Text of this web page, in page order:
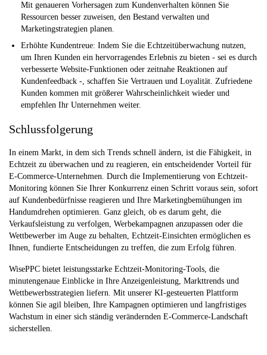
Mit genaueren Vorhersagen zum Kundenverhalten können Sie
Ressourcen besser zuweisen, den Bestand verwalten und
Marketingstrategien planen.
Erhöhte Kundentreue: Indem Sie die Echtzeitüberwachung nutzen,
um Ihren Kunden ein hervorragendes Erlebnis zu bieten - sei es durch
verbesserte Website-Funktionen oder zeitnahe Reaktionen auf
Kundenfeedback -, schaffen Sie Vertrauen und Loyalität. Zufriedene
Kunden kommen mit größerer Wahrscheinlichkeit wieder und
empfehlen Ihr Unternehmen weiter.
Schlussfolgerung
In einem Markt, in dem sich Trends schnell ändern, ist die Fähigkeit, in
Echtzeit zu überwachen und zu reagieren, ein entscheidender Vorteil für
E-Commerce-Unternehmen. Durch die Implementierung von Echtzeit-
Monitoring können Sie Ihrer Konkurrenz einen Schritt voraus sein, sofort
auf Kundenbedürfnisse reagieren und Ihre Marketingbemühungen im
Handumdrehen optimieren. Ganz gleich, ob es darum geht, die
Verkaufsleistung zu verfolgen, Werbekampagnen anzupassen oder die
Wettbewerber im Auge zu behalten, Echtzeit-Einsichten ermöglichen es
Ihnen, fundierte Entscheidungen zu treffen, die zum Erfolg führen.
WisePPC bietet leistungsstarke Echtzeit-Monitoring-Tools, die
minutengenaue Einblicke in Ihre Anzeigenleistung, Markttrends und
Wettbewerbsstrategien liefern. Mit unserer KI-gesteuerten Plattform
können Sie agil bleiben, Ihre Kampagnen optimieren und langfristiges
Wachstum in einer sich ständig verändernden E-Commerce-Landschaft
sicherstellen.